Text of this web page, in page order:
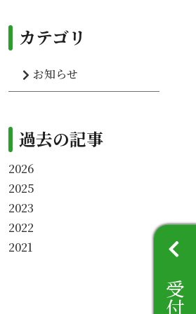
カテゴリ
お知らせ
過去の記事
2026
2025
2023
2022
2021